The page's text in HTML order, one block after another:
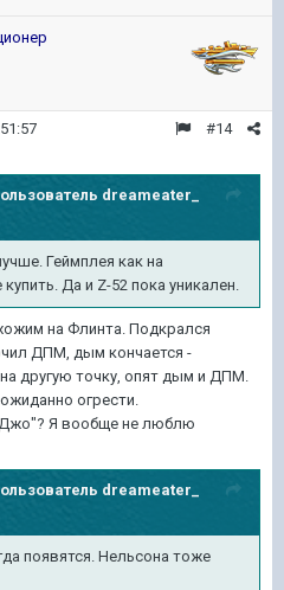
#14
dreameater_
Геймплея как на
Да и Z-52 пока уникален.
на Флинта. Подкрался
ДПМ, дым кончается -
другую точку, опят дым и ДПМ.
огрести.
Я вообще не люблю
dreameater_
появятся. Нельсона тоже